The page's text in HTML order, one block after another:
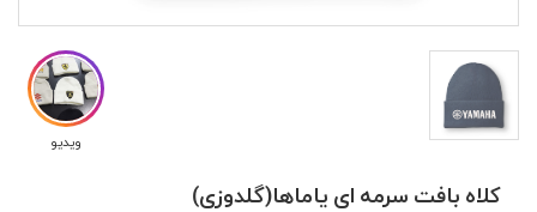
ویدیو
کلاه بافت سرمه ای یاماها(گلدوزی)